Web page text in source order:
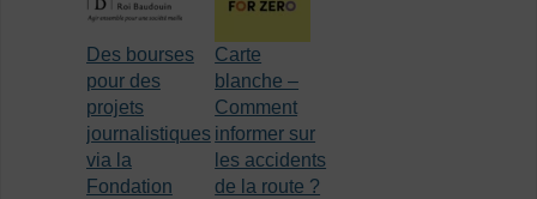
Des bourses
pour des
projets
journalistiques
via la
Fondation
Carte
blanche –
Comment
informer sur
les accidents
de la route ?